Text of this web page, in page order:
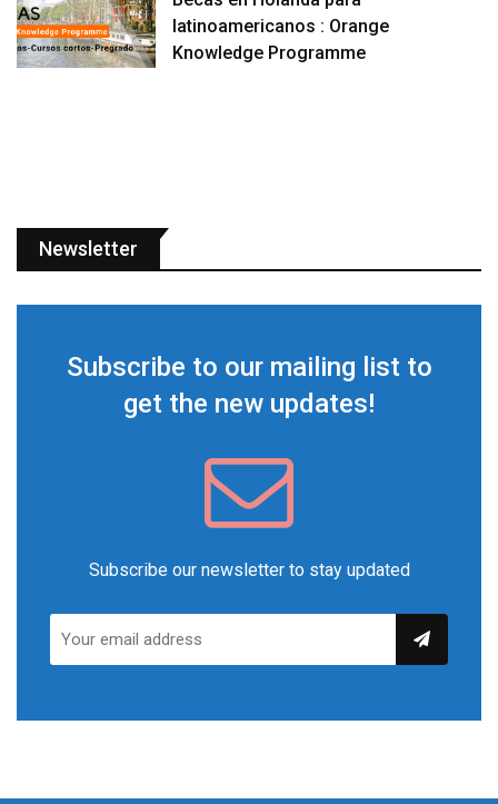
latinoamericanos : Orange
Knowledge Programme
Newsletter
Subscribe to our mailing list to
get the new updates!
Subscribe our newsletter to stay updated